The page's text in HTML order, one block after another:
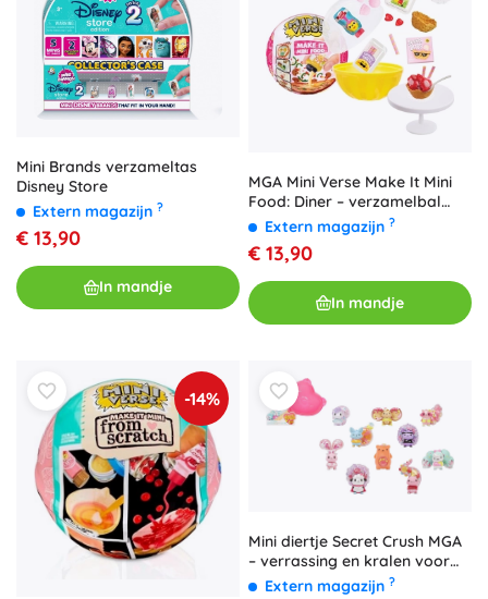
Mini Brands verzameltas
Disney Store
Extern magazijn ?
€ 13,90
In mandje
MGA Mini Verse Make It Mini
Food: Diner – verzamelbal
Series 2
Extern magazijn ?
€ 13,90
In mandje
-14%
Mini diertje Secret Crush MGA
– verrassing en kralen voor
sieraden
Extern magazijn ?